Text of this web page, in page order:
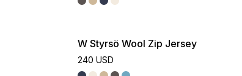
W Styrsö Wool Zip Jersey
240 USD